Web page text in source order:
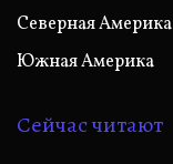
Северная Америка
Южная Америка
Сейчас читают